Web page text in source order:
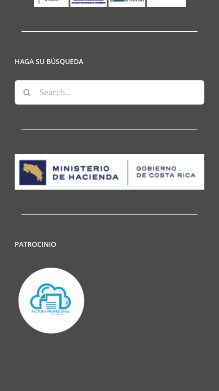
HAGA SU BÚSQUEDA
Search
for:
PATROCINIO